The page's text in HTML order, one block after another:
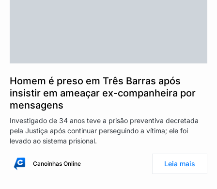
Homem é preso em Três Barras após
insistir em ameaçar ex-companheira por
mensagens
Investigado de 34 anos teve a prisão preventiva decretada
pela Justiça após continuar perseguindo a vítima; ele foi
levado ao sistema prisional.
Canoinhas Online Leia mais